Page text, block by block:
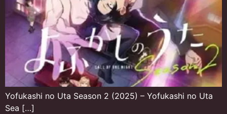
Yofukashi no Uta Season 2 (2025) – Yofukashi no Uta
Sea […]